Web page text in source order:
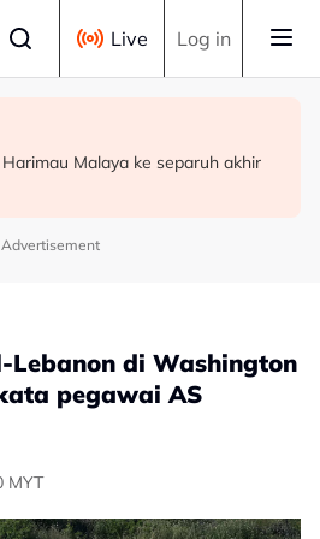
Live Log in
sepanjang hari ini
anak jatuh kolam ikan
Malaya ke separuh akhir
Advertisement
Lebanon di Washington
pegawai AS
MYT